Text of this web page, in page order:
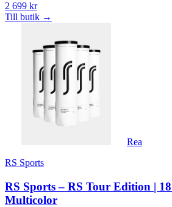
2 699 kr
Till butik →
Rea
RS Sports
RS Sports – RS Tour Edition |
Multicolor